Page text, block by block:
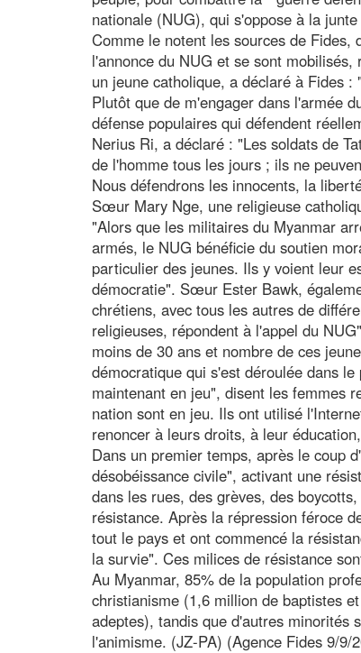
nationale (NUG), qui s'oppose à la
Comme le notent les sources de Fides,
l'annonce du NUG et se sont
un jeune catholique, a déclaré à Fides
Plutôt que de m'engager dans l'armée
défense populaires qui défendent
Nerius Ri, a déclaré : "Les soldats de
de l'homme tous les jours ; ils ne
Nous défendrons les innocents, la
Sœur Mary Nge, une religieuse
"Alors que les militaires du Myanmar
armés, le NUG bénéficie du soutien
particulier des jeunes. Ils y voient leur
démocratie". Sœur Ester Bawk,
chrétiens, avec tous les autres de
religieuses, répondent à l'appel du
moins de 30 ans et nombre de ces
démocratique qui s'est déroulée dans
maintenant en jeu", disent les femmes
nation sont en jeu. Ils ont utilisé
renoncer à leurs droits, à leur
Dans un premier temps, après le coup
désobéissance civile", activant une
dans les rues, des grèves, des
résistance. Après la répression féroce
tout le pays et ont commencé la
la survie". Ces milices de résistance
Au Myanmar, 85% de la population
christianisme (1,6 million de baptistes
adeptes), tandis que d'autres minorités
l'animisme. (JZ-PA) (Agence Fides 9/9/